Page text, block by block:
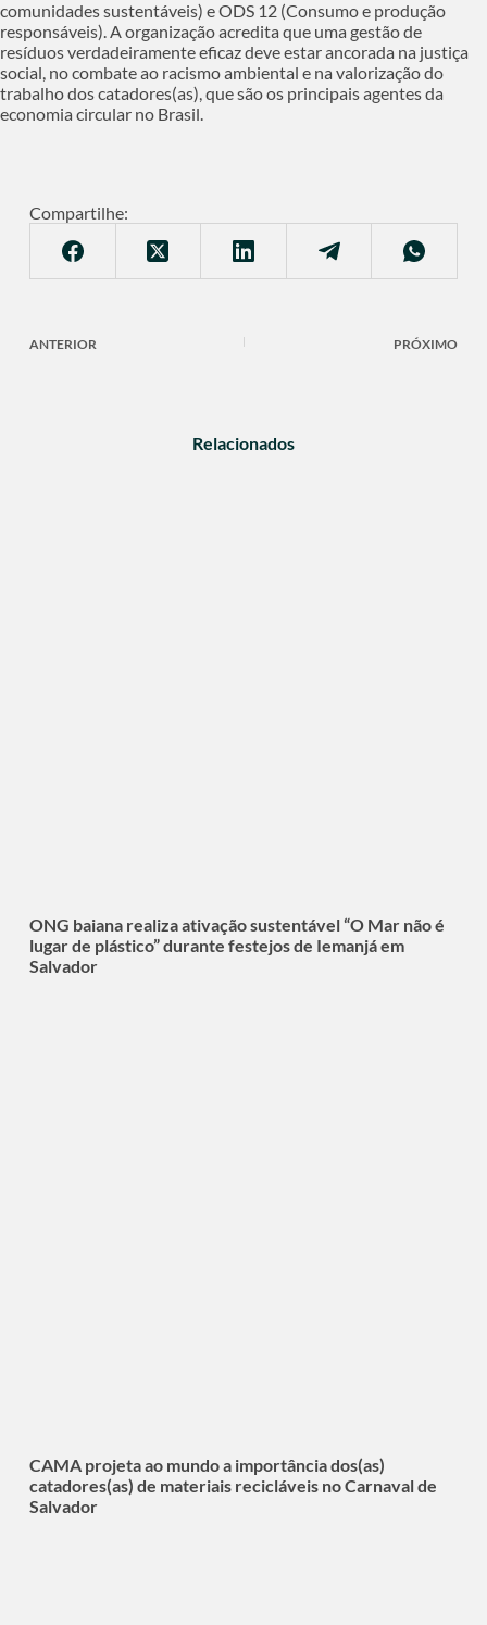
comunidades sustentáveis) e ODS 12 (Consumo e produção
responsáveis). A organização acredita que uma gestão de
resíduos verdadeiramente eficaz deve estar ancorada na justiça
social, no combate ao racismo ambiental e na valorização do
trabalho dos catadores(as), que são os principais agentes da
economia circular no Brasil.
Compartilhe:
ANTERIOR PRÓXIMO
Relacionados
ONG baiana realiza ativação sustentável “O Mar não é
lugar de plástico” durante festejos de Iemanjá em
Salvador
CAMA projeta ao mundo a importância dos(as)
catadores(as) de materiais recicláveis no Carnaval de
Salvador